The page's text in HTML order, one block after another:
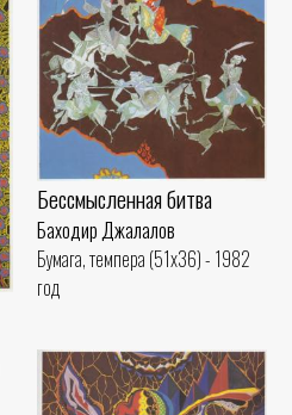
Бессмысленная битва
Баходир Джалалов
Бумага, темпера (51x36) - 1982
год